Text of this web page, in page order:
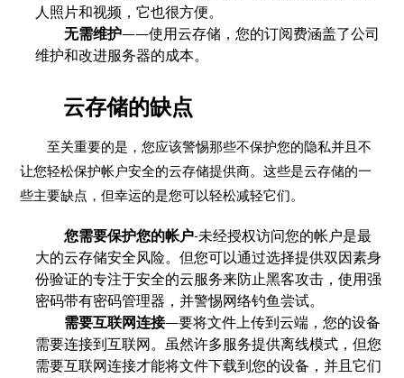
人照片和视频，它也很方便。
无需维护——使用云存储，您的订阅费涵盖了公司
维护和改进服务器的成本。
云存储的缺点
至关重要的是，您应该警惕那些不保护您的隐私并且不
让您轻松保护帐户安全的云存储提供商。这些是云存储的一
些主要缺点，但幸运的是您可以轻松减轻它们。
您需要保护您的帐户-未经授权访问您的帐户是最
大的云存储安全风险。但您可以通过选择提供双因素身
份验证的专注于安全的云服务来防止黑客攻击，使用强
密码带有密码管理器，并警惕网络钓鱼尝试。
需要互联网连接—要将文件上传到云端，您的设备
需要连接到互联网。虽然许多服务提供离线模式，但您
需要互联网连接才能将文件下载到您的设备，并且它们